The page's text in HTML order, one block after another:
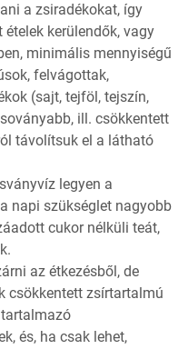
a zsiradékokat, így
kerülendők, vagy
minimális mennyiségű
felvágottak,
(sajt, tejföl, tejszín,
ill. csökkentett
távolítsuk el a látható
legyen a
napi szükséglet nagyobb
cukor nélküli teát,
az étkezésből, de
csökkentett zsírtartalmú
és, ha csak lehet,